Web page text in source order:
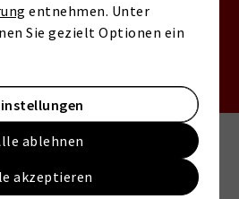
lassen
bewerten lassen
liegt im Detail
erfordert mehr als nur gute
entnehmen. Unter
Sie gezielt Optionen ein
ablehnen
akzeptieren